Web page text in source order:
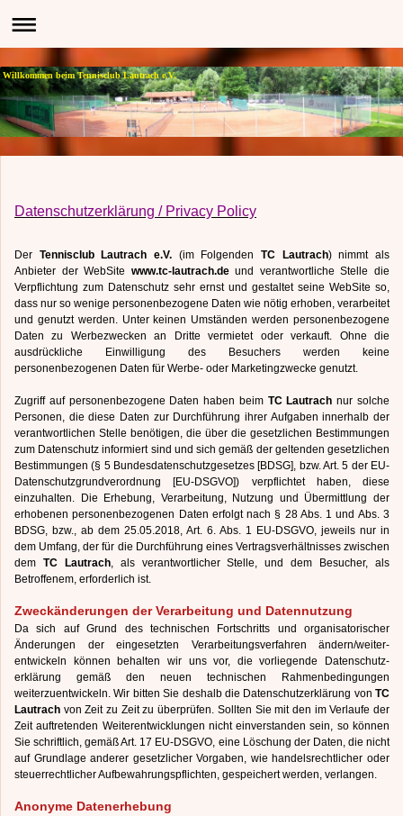
Willkommen beim Tennisclub Lautrach e.V.
Datenschutzerklärung / Privacy Policy
Der Tennisclub Lautrach e.V. (im FolgendenTC Lautrach) nimmt als
Anbieter der WebSite www.tc-lautrach.deund verantwortliche Stelle die
Verpflichtung zum Datenschutz sehr ernst und gestaltet seine WebSite so,
dass nur so wenige personenbezogene Daten wie nötig erhoben, verarbeitet
und genutzt werden. Unter keinen Umständen werden personenbezogene
Daten zu Werbezwecken an Dritte vermietet oder verkauft. Ohne die
ausdrückliche Einwilligung des Besuchers werden keine
personenbezogenen Daten für Werbe- oder Marketingzwecke genutzt.
Zugriff auf personenbezogene Daten haben beim TC Lautrach nur solche
Personen, die diese Daten zur Durchführung ihrer Aufgaben innerhalb der
verantwortlichen Stelle benötigen, die über die gesetzlichen Bestimmungen
zum Datenschutz informiert sind und sich gemäß der geltenden gesetzlichen
Bestimmungen (§ 5 Bundesdatenschutzgesetzes [BDSG], bzw. Art. 5 der EU-
Datenschutzgrundverordnung [EU-DSGVO]) verpflichtet haben, diese
einzuhalten. Die Erhebung, Verarbeitung, Nutzung und Übermittlung der
erhobenen personenbezogenen Daten erfolgt nach § 28 Abs. 1 und Abs. 3
BDSG, bzw., ab dem 25.05.2018, Art. 6. Abs. 1 EU-DSGVO, jeweils nur in
dem Umfang, der für die Durchführung eines Vertragsverhältnisses zwischen
dem TC Lautrach, als verantwortlicher Stelle, und dem Besucher, als
Betroffenem, erforderlich ist.
Zweckänderungen der Verarbeitung und Datennutzung
Da sich auf Grund des technischen Fortschritts und organisatorischer
Änderungen der eingesetzten Verarbeitungsverfahren ändern/weiter-
entwickeln können behalten wir uns vor, die vorliegende Datenschutz-
erklärung gemäß den neuen technischen Rahmenbedingungen
weiterzuentwickeln. Wir bitten Sie deshalb die Datenschutzerklärung von TC
Lautrach von Zeit zu Zeit zu überprüfen. Sollten Sie mit den im Verlaufe der
Zeit auftretenden Weiterentwicklungen nicht einverstanden sein, so können
Sie schriftlich, gemäß Art. 17 EU-DSGVO, eine Löschung der Daten, die nicht
auf Grundlage anderer gesetzlicher Vorgaben, wie handelsrechtlicher oder
steuerrechtlicher Aufbewahrungspflichten, gespeichert werden, verlangen.
Anonyme Datenerhebung